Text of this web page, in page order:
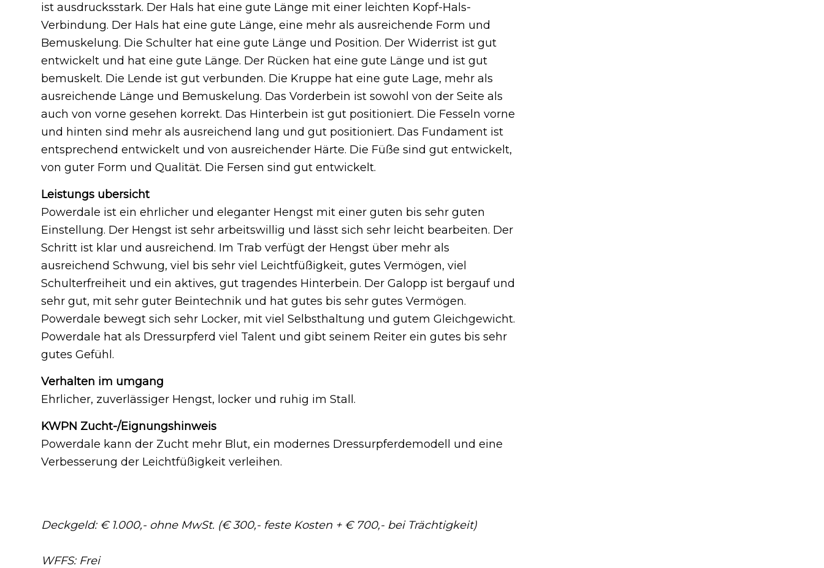
ist ausdrucksstark. Der Hals hat eine gute Länge mit einer leichten Kopf-Hals-
Verbindung. Der Hals hat eine gute Länge, eine mehr als ausreichende Form und
Bemuskelung. Die Schulter hat eine gute Länge und Position. Der Widerrist ist gut
entwickelt und hat eine gute Länge. Der Rücken hat eine gute Länge und ist gut
bemuskelt. Die Lende ist gut verbunden. Die Kruppe hat eine gute Lage, mehr als
ausreichende Länge und Bemuskelung. Das Vorderbein ist sowohl von der Seite als
auch von vorne gesehen korrekt. Das Hinterbein ist gut positioniert. Die Fesseln vorne
und hinten sind mehr als ausreichend lang und gut positioniert. Das Fundament ist
entsprechend entwickelt und von ausreichender Härte. Die Füße sind gut entwickelt,
von guter Form und Qualität. Die Fersen sind gut entwickelt.
Leistungs ubersicht
Powerdale ist ein ehrlicher und eleganter Hengst mit einer guten bis sehr guten
Einstellung. Der Hengst ist sehr arbeitswillig und lässt sich sehr leicht bearbeiten. Der
Schritt ist klar und ausreichend. Im Trab verfügt der Hengst über mehr als
ausreichend Schwung, viel bis sehr viel Leichtfüßigkeit, gutes Vermögen, viel
Schulterfreiheit und ein aktives, gut tragendes Hinterbein. Der Galopp ist bergauf und
sehr gut, mit sehr guter Beintechnik und hat gutes bis sehr gutes Vermögen.
Powerdale bewegt sich sehr Locker, mit viel Selbsthaltung und gutem Gleichgewicht.
Powerdale hat als Dressurpferd viel Talent und gibt seinem Reiter ein gutes bis sehr
gutes Gefühl.
Verhalten im umgang
Ehrlicher, zuverlässiger Hengst, locker und ruhig im Stall.
KWPN Zucht-/Eignungshinweis
Powerdale kann der Zucht mehr Blut, ein modernes Dressurpferdemodell und eine
Verbesserung der Leichtfüßigkeit verleihen.
Deckgeld: € 1.000,- ohne MwSt. (€ 300,- feste Kosten + € 700,- bei Trächtigkeit)
WFFS: Frei